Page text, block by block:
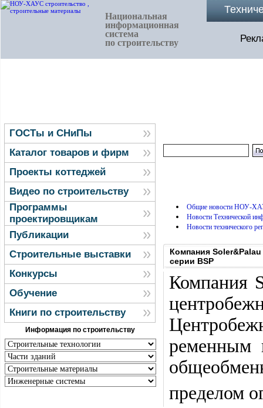
Национальная
информационная
система
по строительству
ГОСТы и СНиПы
Каталог товаров и фирм
Проекты коттеджей
Видео по строительству
Программы
проектировщикам
Публикации
Строительные выставки
Конкурсы
Обучение
Книги по строительству
Информация по строительству
Общие новости НОУ-
Новости Технической
Новости технического
Компания
серии BSP
Компания
ременным
пределом